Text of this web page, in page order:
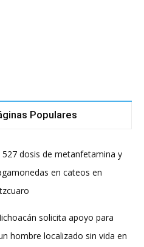
Populares
527 dosis de metanfetamina y
en cateos en
solicita apoyo para
hombre localizado sin vida en